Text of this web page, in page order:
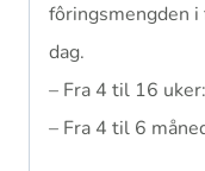
fôringsmengden
dag.
– Fra 4 til 16
– Fra 4 til 6